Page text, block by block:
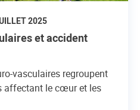
2025
et accident
vasculaires regroupent
affectant le cœur et les